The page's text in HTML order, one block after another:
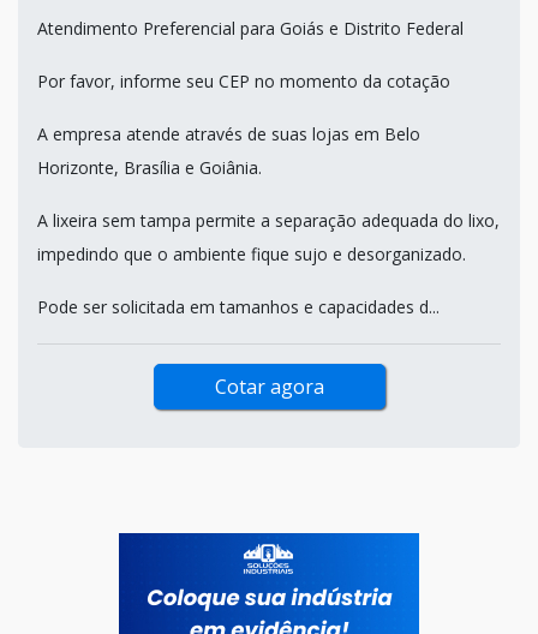
Atendimento Preferencial para Goiás e Distrito Federal
Por favor, informe seu CEP no momento da cotação
A empresa atende através de suas lojas em Belo
Horizonte, Brasília e Goiânia.
A lixeira sem tampa permite a separação adequada do lixo,
impedindo que o ambiente fique sujo e desorganizado.
Pode ser solicitada em tamanhos e capacidades d...
Cotar agora